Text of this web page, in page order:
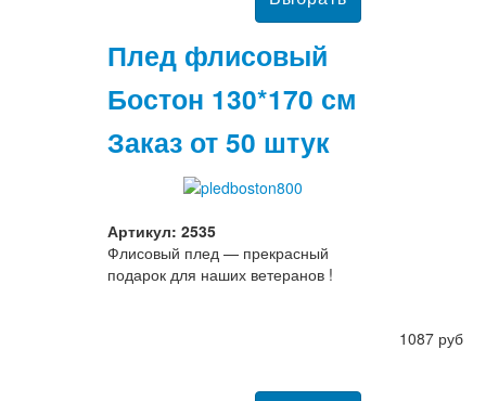
Плед флисовый
Бостон 130*170 см
Заказ от 50 штук
Артикул: 2535
Флисовый плед — прекрасный
подарок для наших ветеранов !
1087 руб